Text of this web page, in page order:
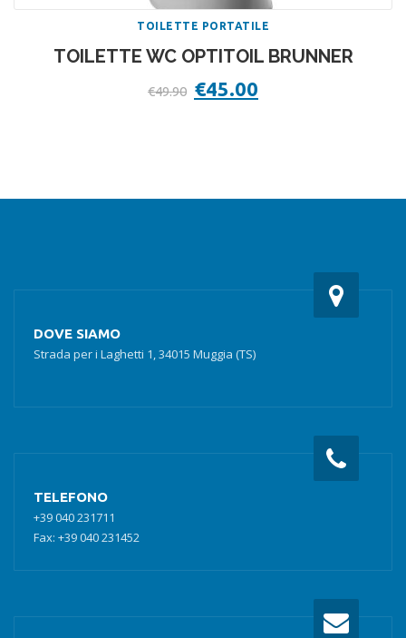
TOILETTE PORTATILE
TOILETTE WC OPTITOIL BRUNNER
€49.90 Il
prezzo
€45.00prezzo
DOVE SIAMO
Strada per i Laghetti 1, 34015 Muggia (TS)
TELEFONO
+39 040 231711
Fax: +39 040 231452